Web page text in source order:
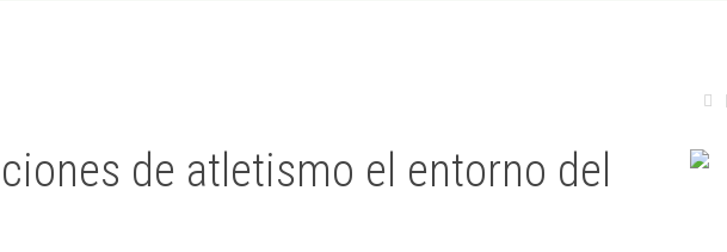
de atletismo el entorno del